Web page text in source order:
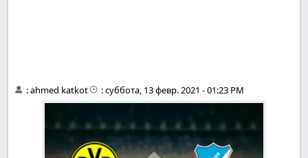
:ahmed katkot :суббота, 13 февр. 2021 - 01:23 PM